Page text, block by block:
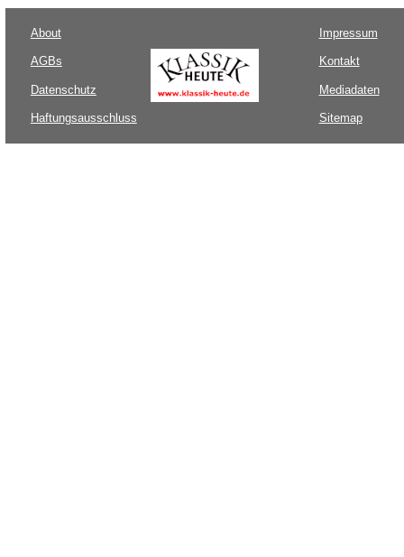
About
AGBs
Datenschutz
Haftungsausschluss
Impressum
Kontakt
Mediadaten
Sitemap